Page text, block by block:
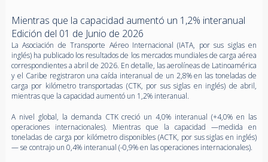
Mientras que la capacidad aumentó un 1,2% interanual
Edición del 01 de Junio de 2026
La Asociación de Transporte Aéreo Internacional (IATA, por sus siglas en
inglés) ha publicado los resultados de los mercados mundiales de carga aérea
correspondientes a abril de 2026. En detalle, las aerolíneas de Latinoamérica
y el Caribe registraron una caída interanual de un 2,8% en las toneladas de
carga por kilómetro transportadas (CTK, por sus siglas en inglés) de abril,
mientras que la capacidad aumentó un 1,2% interanual.
A nivel global, la demanda CTK creció un 4,0% interanual (+4,0% en las
operaciones internacionales). Mientras que la capacidad —medida en
toneladas de carga por kilómetro disponibles (ACTK, por sus siglas en inglés)
— se contrajo un 0,4% interanual (-0,9% en las operaciones internacionales).